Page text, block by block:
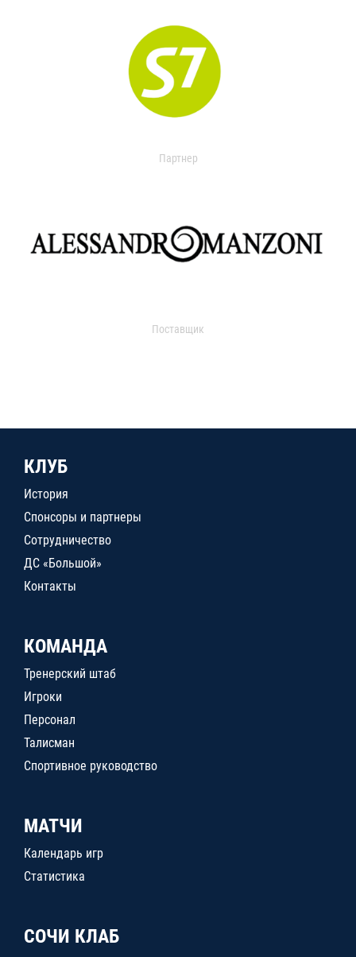
Партнер
Поставщик
КЛУБ
История
Спонсоры и партнеры
Сотрудничество
ДС «Большой»
Контакты
КОМАНДА
Тренерский штаб
Игроки
Персонал
Талисман
Спортивное руководство
МАТЧИ
Календарь игр
Статистика
СОЧИ КЛАБ